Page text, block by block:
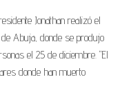
Jonathan realizó el
Abuja, donde se produjo
el 25 de diciembre. "El
donde han muerto